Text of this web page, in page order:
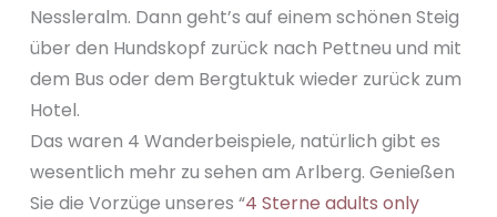
Nessleralm. Dann geht’s auf einem schönen Steig
über den Hundskopf zurück nach Pettneu und mit
dem Bus oder dem Bergtuktuk wieder zurück zum
Hotel.
Das waren 4 Wanderbeispiele, natürlich gibt es
wesentlich mehr zu sehen am Arlberg. Genießen
Sie die Vorzüge unseres “4 Sterne adults only